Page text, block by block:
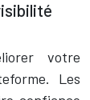
votre
Les